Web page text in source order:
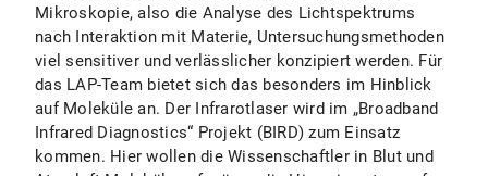
Mikroskopie, also die Analyse des Lichtspektrums
nach Interaktion mit Materie, Untersuchungsmethoden
viel sensitiver und verlässlicher konzipiert werden. Für
das LAP-Team bietet sich das besonders im Hinblick
auf Moleküle an. Der Infrarotlaser wird im „Broadband
Infrared Diagnostics“ Projekt (BIRD) zum Einsatz
kommen. Hier wollen die Wissenschaftler in Blut und